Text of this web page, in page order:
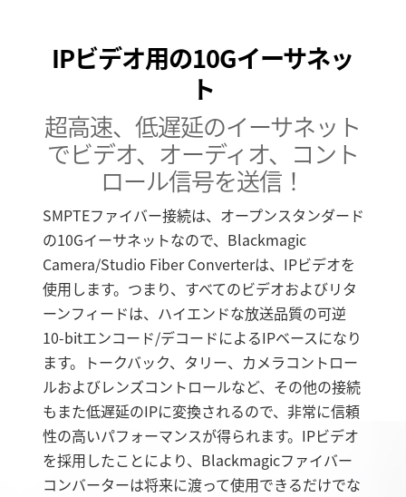
IPビデオ用の10Gイーサネッ
ト
超高速、低遅延のイーサネット
でビデオ、オーディオ、コント
ロール信号を送信！
SMPTEファイバー接続は、オープンスタンダード
の10Gイーサネットなので、Blackmagic
Camera/Studio Fiber Converterは、IPビデオを
使用します。つまり、すべてのビデオおよびリタ
ーンフィードは、ハイエンドな放送品質の可逆
10-bitエンコード/デコードによるIPベースになり
ます。トークバック、タリー、カメラコントロー
ルおよびレンズコントロールなど、その他の接続
もまた低遅延のIPに変換されるので、非常に信頼
性の高いパフォーマンスが得られます。IPビデオ
を採用したことにより、Blackmagicファイバー
コンバーターは将来に渡って使用できるだけでな